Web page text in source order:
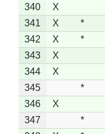
340
X
341
X *
342
X *
343
X
344
X
345
*
346
X
347
*